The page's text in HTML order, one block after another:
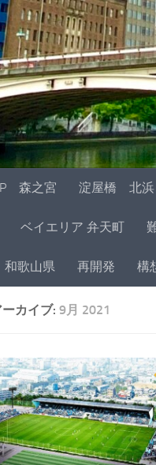
森之宮 淀屋橋 北浜
ベイエリア 弁天町
歌山県 再開発 構
カイブ: 9月 2021